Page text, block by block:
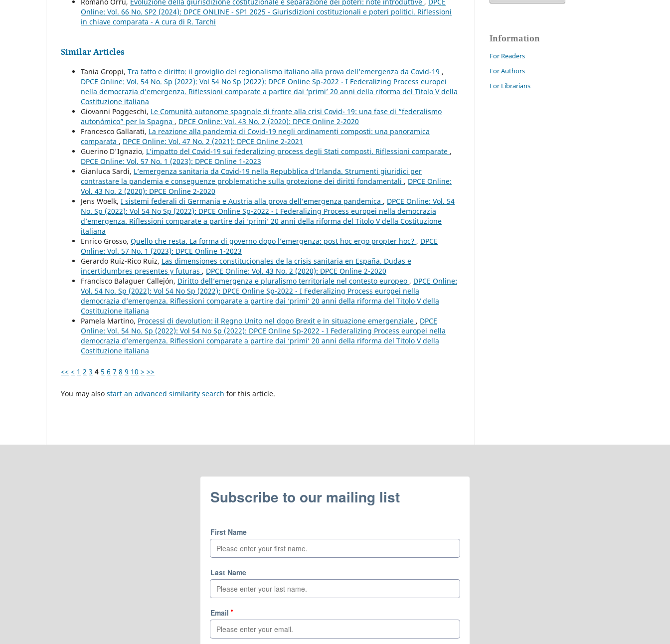
Romano Orrù, Evoluzione della giurisdizione costituzionale e separazione dei poteri: note introduttive , DPCE
Online: Vol. 66 No. SP2 (2024): DPCE ONLINE - SP1 2025 - Giurisdizioni costituzionali e poteri politici. Riflessioni
in chiave comparata - A cura di R. Tarchi
Similar Articles
Tania Groppi, Tra fatto e diritto: il groviglio del regionalismo italiano alla prova dell’emergenza da Covid-19 ,
DPCE Online: Vol. 54 No. Sp (2022): Vol 54 No Sp (2022): DPCE Online Sp-2022 - I Federalizing Process europei
nella democrazia d’emergenza. Riflessioni comparate a partire dai ‘primi’ 20 anni della riforma del Titolo V della
Costituzione italiana
Giovanni Poggeschi, Le Comunità autonome spagnole di fronte alla crisi Covid- 19: una fase di “federalismo
autonómico” per la Spagna , DPCE Online: Vol. 43 No. 2 (2020): DPCE Online 2-2020
Francesco Gallarati, La reazione alla pandemia di Covid-19 negli ordinamenti composti: una panoramica
comparata , DPCE Online: Vol. 47 No. 2 (2021): DPCE Online 2-2021
Guerino D'Ignazio, L’impatto del Covid-19 sui federalizing process degli Stati composti. Riflessioni comparate ,
DPCE Online: Vol. 57 No. 1 (2023): DPCE Online 1-2023
Gianluca Sardi, L’emergenza sanitaria da Covid-19 nella Repubblica d’Irlanda. Strumenti giuridici per
contrastare la pandemia e conseguenze problematiche sulla protezione dei diritti fondamentali , DPCE Online:
Vol. 43 No. 2 (2020): DPCE Online 2-2020
Jens Woelk, I sistemi federali di Germania e Austria alla prova dell’emergenza pandemica , DPCE Online: Vol. 54
No. Sp (2022): Vol 54 No Sp (2022): DPCE Online Sp-2022 - I Federalizing Process europei nella democrazia
d’emergenza. Riflessioni comparate a partire dai ‘primi’ 20 anni della riforma del Titolo V della Costituzione
italiana
Enrico Grosso, Quello che resta. La forma di governo dopo l’emergenza: post hoc ergo propter hoc? , DPCE
Online: Vol. 57 No. 1 (2023): DPCE Online 1-2023
Gerardo Ruiz-Rico Ruiz, Las dimensiones constitucionales de la crisis sanitaria en España. Dudas e
incertidumbres presentes y futuras , DPCE Online: Vol. 43 No. 2 (2020): DPCE Online 2-2020
Francisco Balaguer Callejón, Diritto dell’emergenza e pluralismo territoriale nel contesto europeo , DPCE Online:
Vol. 54 No. Sp (2022): Vol 54 No Sp (2022): DPCE Online Sp-2022 - I Federalizing Process europei nella
democrazia d’emergenza. Riflessioni comparate a partire dai ‘primi’ 20 anni della riforma del Titolo V della
Costituzione italiana
Pamela Martino, Processi di devolution: il Regno Unito nel dopo Brexit e in situazione emergenziale , DPCE
Online: Vol. 54 No. Sp (2022): Vol 54 No Sp (2022): DPCE Online Sp-2022 - I Federalizing Process europei nella
democrazia d’emergenza. Riflessioni comparate a partire dai ‘primi’ 20 anni della riforma del Titolo V della
Costituzione italiana
<< < 1 2 3 4 5 6 7 8 9 10 > >>
You may also start an advanced similarity search for this article.
Information
For Readers
For Authors
For Librarians